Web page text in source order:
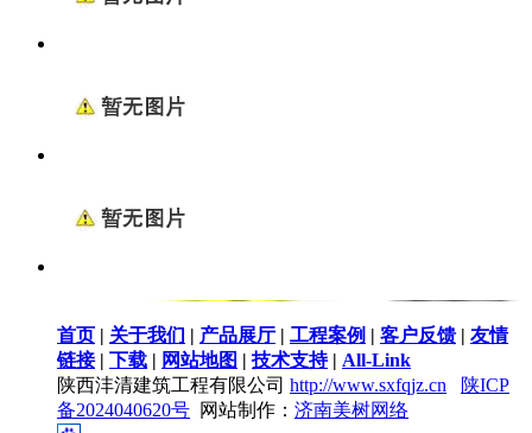
首页 | 关于我们 | 产品展厅 | 工程案例 | 客户反馈 | 友情
链接| 下载 | 网站地图 | 技术支持| All-Link
陕西沣清建筑工程有限公司 http://www.sxfqjz.cn
陕ICP
备2024040620号 网站制作： 济南美树网络